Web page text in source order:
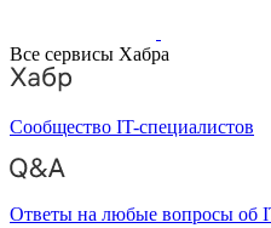
Все сервисы Хабра
Сообщество IT-специалистов
Ответы на любые вопросы об